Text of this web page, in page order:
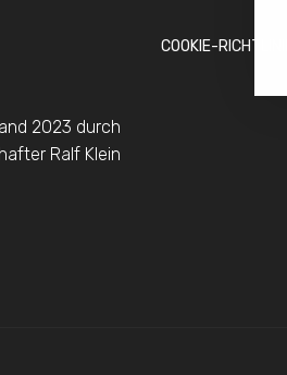
2023 durch
Ralf Klein
COOKIE-